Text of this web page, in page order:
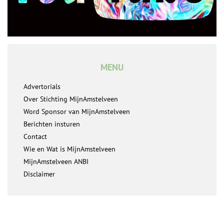
MENU
Advertorials
Over Stichting MijnAmstelveen
Word Sponsor van MijnAmstelveen
Berichten insturen
Contact
Wie en Wat is MijnAmstelveen
MijnAmstelveen ANBI
Disclaimer